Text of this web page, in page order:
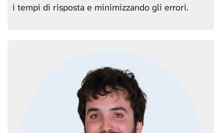
i tempi di risposta e minimizzando gli errori.